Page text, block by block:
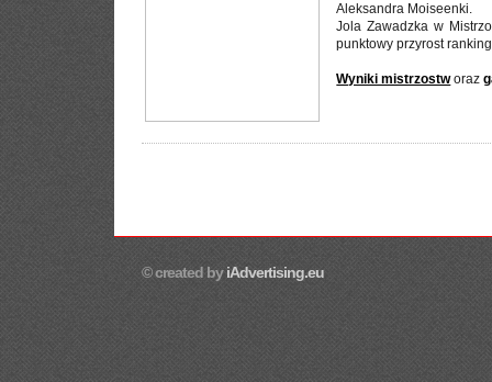
Aleksandra Moiseenki.
Jola Zawadzka w
punktowy przyrost
Wyniki mistrzostworaz
© created byiAdvertising.eu